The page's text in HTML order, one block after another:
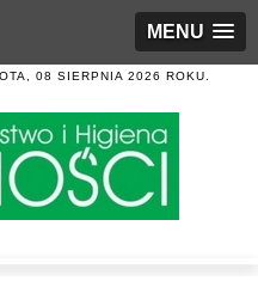
MENU
08 SIERPNIA 2026 ROKU.